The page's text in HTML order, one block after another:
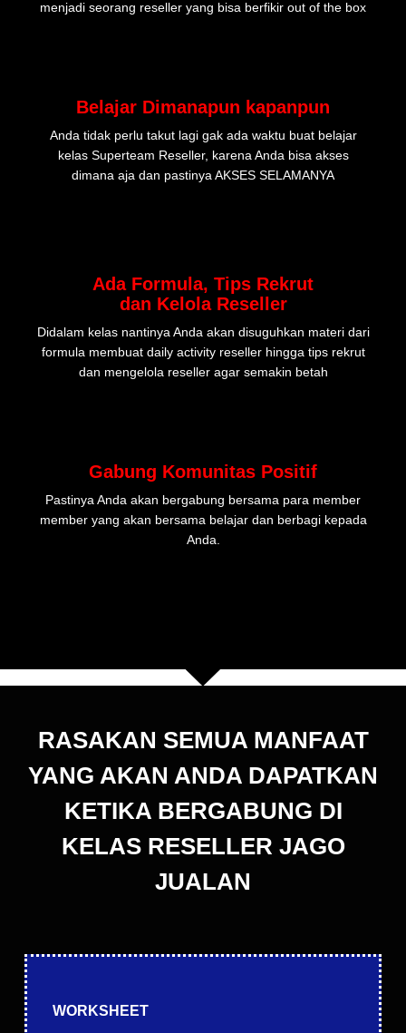
menjadi seorang reseller yang bisa berfikir out of the box​
Belajar Dimanapun kapanpun
Anda tidak perlu takut lagi gak ada waktu buat belajar
kelas Superteam Reseller, karena Anda bisa akses
dimana aja dan pastinya AKSES SELAMANYA
Ada Formula, Tips Rekrut
dan Kelola Reseller
Didalam kelas nantinya Anda akan disuguhkan materi dari
formula membuat daily activity reseller hingga tips rekrut
dan mengelola reseller agar semakin betah​
Gabung Komunitas Positif
Pastinya Anda akan bergabung bersama para member
member yang akan bersama belajar dan berbagi kepada
Anda.
RASAKAN SEMUA MANFAAT
YANG AKAN ANDA DAPATKAN
KETIKA BERGABUNG DI
KELAS RESELLER JAGO
JUALAN
WORKSHEET